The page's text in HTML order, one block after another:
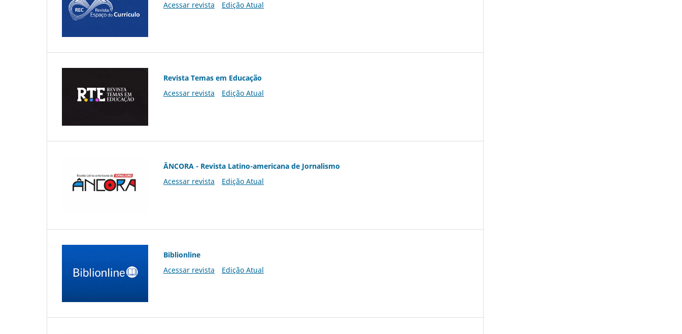
Acessar revista
Edição Atual
Revista Temas em Educação
Acessar revista
Edição Atual
ÂNCORA - Revista Latino-americana de Jornalismo
Acessar revista
Edição Atual
Biblionline
Acessar revista
Edição Atual